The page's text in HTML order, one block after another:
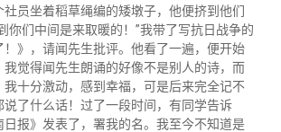
社员坐着稻草绳编的矮墩子，他便挤到他们
你们中间是来取暖的！”我带了写抗日战争的
！》，请闻先生批评。他看了一遍，便开始
我觉得闻先生朗诵的好像不是别人的诗，而
我十分激动，感到幸福，可是后来完全记不
说了什么话！过了一段时间，有同学告诉
日报》发表了，署我的名。我至今不知道是